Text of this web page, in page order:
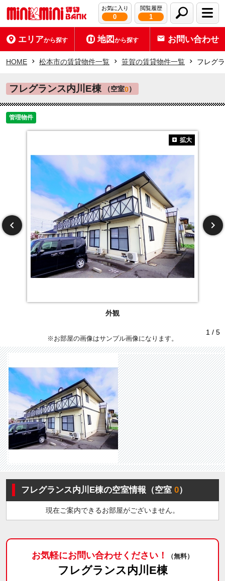
お気に入り
0
閲覧履歴
1
エリアから探す 地図から探す お問い合わせ
HOME 松本市の賃貸物件一覧 笹賀の賃貸物件一覧 フレグ
フレグランス内川E棟 （空室0）
管理物件
外観
拡大
1 / 5
※お部屋の画像はサンプル画像になります。
フレグランス内川E棟の空室情報（空室0）
現在ご案内できるお部屋がございません。
お気軽にお問い合わせください！ （無料）
フレグランス内川E棟